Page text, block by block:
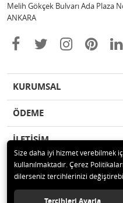
Melih Gökçek Bulvarı Ada Plaza
ANKARA
KURUMSAL
ÖDEME
İLETİŞİM
© 2020 ESA ÖLÇÜM VE TEST
Tüm
Size daha iyi hizmet verebilmek
kullanılmaktadır. Çerez
dilerseniz tercihlerinizi
Tercihleri Ayarla